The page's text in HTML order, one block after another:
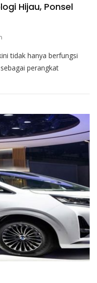
Hijau, Ponsel
tidak hanya berfungsi
perangkat